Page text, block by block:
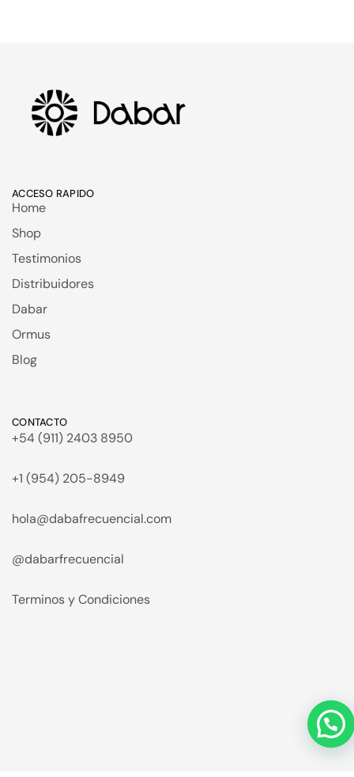
ACCESO RAPIDO
Home
Shop
Testimonios
Distribuidores
Dabar
Ormus
Blog
CONTACTO
+54 (911) 2403 8950
+1 (954) 205-8949
hola@dabafrecuencial.com
@dabarfrecuencial
Terminos y Condiciones